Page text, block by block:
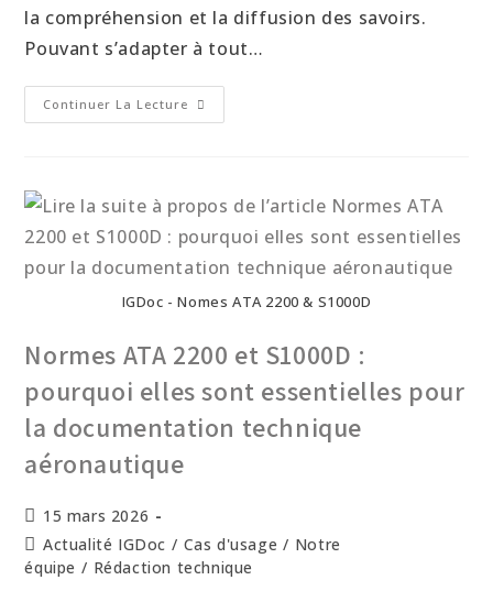
la compréhension et la diffusion des savoirs.
Pouvant s’adapter à tout…
Continuer La Lecture
IGDoc - Nomes ATA 2200 & S1000D
Normes ATA 2200 et S1000D :
pourquoi elles sont essentielles pour
la documentation technique
aéronautique
15 mars 2026
Actualité IGDoc / Cas d'usage / Notre
équipe / Rédaction technique